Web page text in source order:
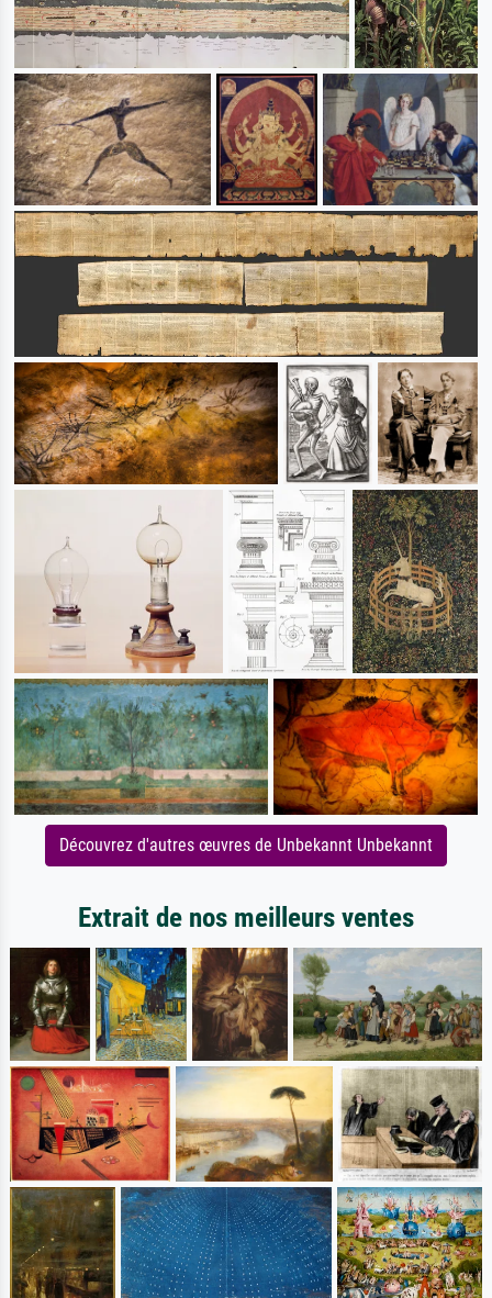
Découvrez d'autres œuvres de Unbekannt Unbekannt
Extrait de nos meilleurs ventes